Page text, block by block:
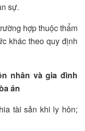
sự.
hợp thuộc thẩm
khác theo quy định
nhân và gia đình
án
tài sản khi ly hôn;